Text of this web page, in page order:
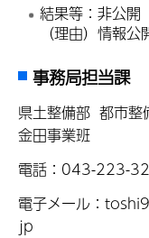
結果等：非公開
（理由）情報
事務局担当課
県土整備部 都市
金田事業班
電話：043-223-
電子メール：
jp